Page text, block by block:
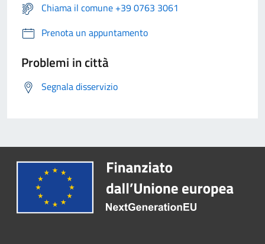
Chiama il comune +39 0763 3061
Prenota un appuntamento
Problemi in città
Segnala disservizio